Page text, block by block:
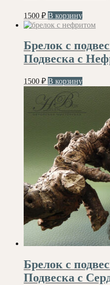
1500 ₽ В корзину
Брелок с
Подвеска с
1500 ₽ В корзину
Брелок с
Подвеска с